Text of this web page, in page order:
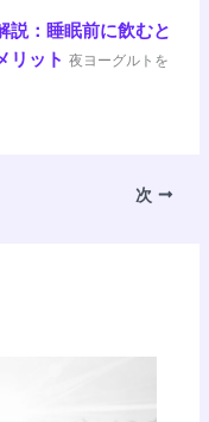
説：睡眠前に飲むと
リット 夜ヨーグルトを
次